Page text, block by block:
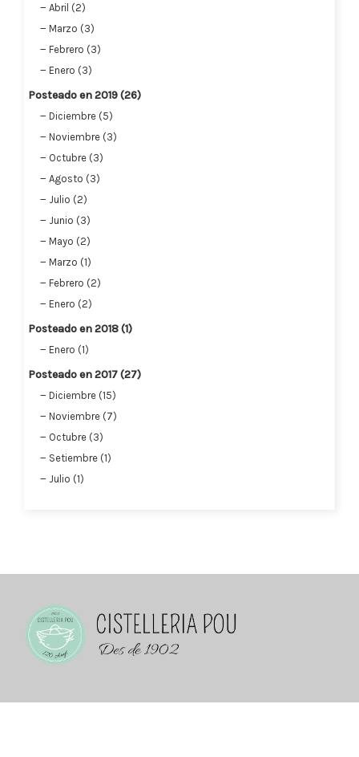
Abril (2)
Marzo (3)
Febrero (3)
Enero (3)
Posteado en 2019 (26)
Diciembre (5)
Noviembre (3)
Octubre (3)
Agosto (3)
Julio (2)
Junio (3)
Mayo (2)
Marzo (1)
Febrero (2)
Enero (2)
Posteado en 2018 (1)
Enero (1)
Posteado en 2017 (27)
Diciembre (15)
Noviembre (7)
Octubre (3)
Setiembre (1)
Julio (1)